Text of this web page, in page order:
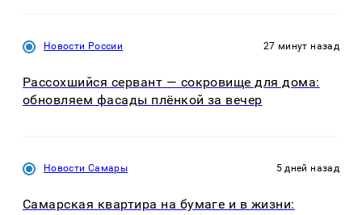
Новости России 27 минут назад
Рассохшийся сервант — сокровище для дома:
обновляем фасады плёнкой за вечер
Новости Самары 5 дней назад
Самарская квартира на бумаге и в жизни: